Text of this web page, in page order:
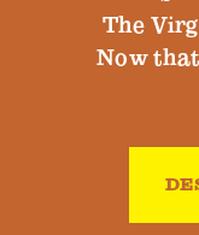
The
Now